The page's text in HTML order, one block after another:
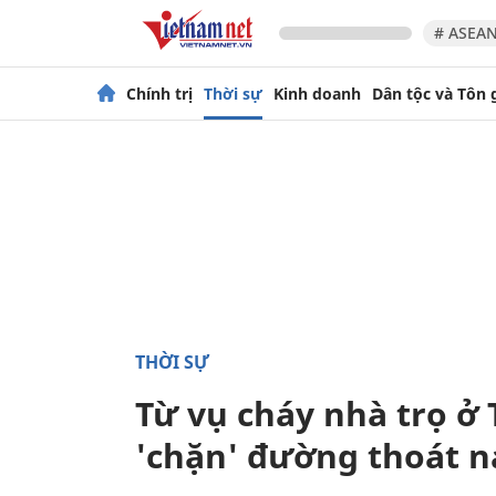
#
Chính trị Thời sự Kinh doanh Dân tộc và Tôn
THỜI SỰ
Từ vụ cháy nhà trọ
'chặn' đường thoát